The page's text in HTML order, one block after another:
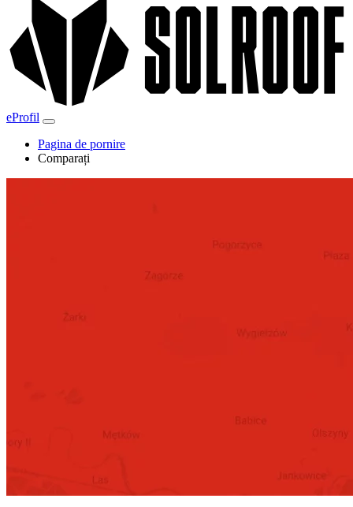
eProfil
Pagina de pornire
Comparați